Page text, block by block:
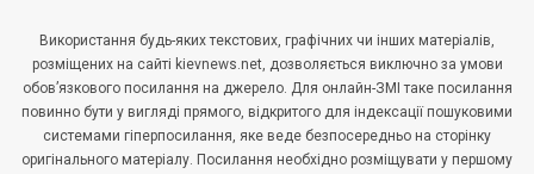
Використання будь-яких текстових, графічних чи інших матеріалів,
розміщених на сайті kievnews.net, дозволяється виключно за умови
обов’язкового посилання на джерело. Для онлайн-ЗМІ таке посилання
повинно бути у вигляді прямого, відкритого для індексації пошуковими
системами гіперпосилання, яке веде безпосередньо на сторінку
оригінального матеріалу. Посилання необхідно розміщувати у першому